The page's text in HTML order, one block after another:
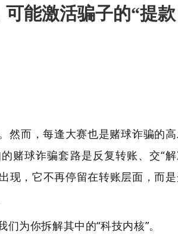
能激活骗子的“提款
然而，每逢大赛也是赌球诈骗的
赌球诈骗套路是反复转账、交“
现，它不再停留在转账层面，而
为你拆解其中的“科技内核”。